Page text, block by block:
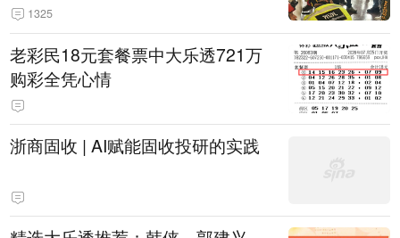
1325
老彩民18元套餐票中大乐透721万
购彩全凭心情
浙商固收 | AI赋能固收投研的实践